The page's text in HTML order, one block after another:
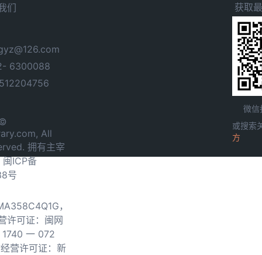
们
6300088
All
拥有主宰
闽ICP备
号
，
许可证：闽网
一 072
营许可证：新
获取
微信
或搜索
方